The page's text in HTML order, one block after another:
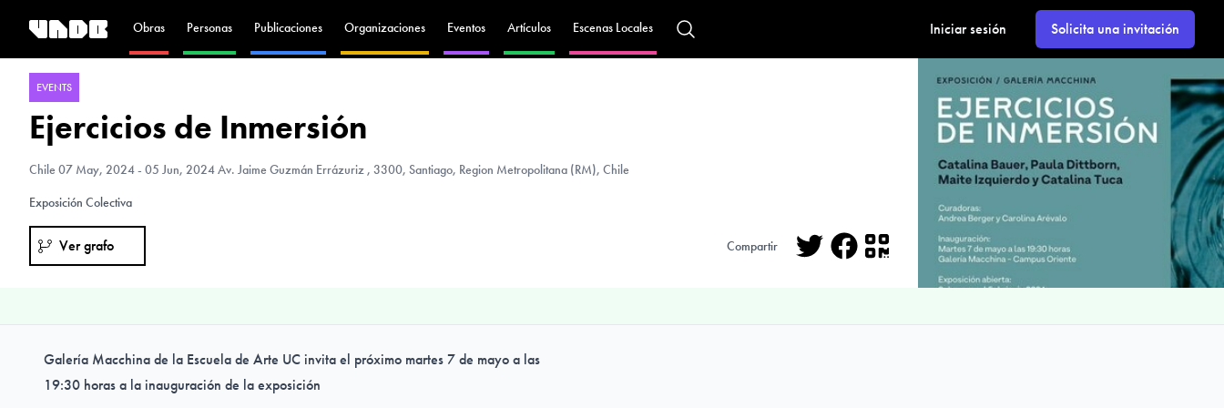
Obras Personas Publicaciones Organizaciones Eventos Artículos Escenas Locales Iniciar sesión Solicita una invitación
EVENTS
Ejercicios de Inmersión
Chile 07 May, 2024 - 05 Jun, 2024 Av. Jaime Guzmán Errázuriz , 3300, Santiago, Region Metropolitana (RM), Chile
Exposición Colectiva
Ver grafo Compartir
Galería Macchina de la Escuela de Arte UC invita el próximo martes 7 de mayo a las
19:30 horas a la inauguración de la exposición